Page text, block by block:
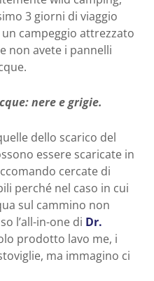
3 giorni di viaggio
campeggio attrezzato
non avete i pannelli
nere e grigie.
dello scarico del
essere scaricate in
cercate di
perché nel caso in cui
sul cammino non
l’all-in-one di Dr.
prodotto lavo me, i
ma immagino ci